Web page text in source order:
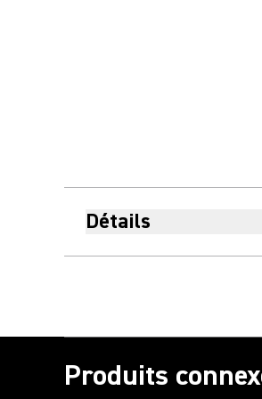
Détails
Produits